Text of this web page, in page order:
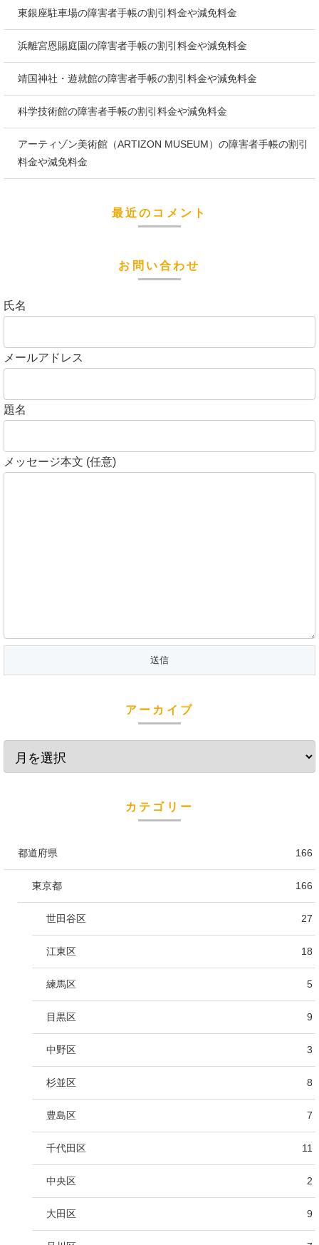
東銀座駐車場の障害者手帳の割引料金や減免料金
浜離宮恩賜庭園の障害者手帳の割引料金や減免料金
靖国神社・遊就館の障害者手帳の割引料金や減免料金
科学技術館の障害者手帳の割引料金や減免料金
アーティゾン美術館（ARTIZON MUSEUM）の障害者手帳の割引
料金や減免料金
最近のコメント
お問い合わせ
氏名
メールアドレス
題名
メッセージ本文 (任意)
アーカイブ
カテゴリー
都道府県 166
東京都 166
世田谷区 27
江東区 18
練馬区 5
目黒区 9
中野区 3
杉並区 8
豊島区 7
千代田区 11
中央区 2
大田区 9